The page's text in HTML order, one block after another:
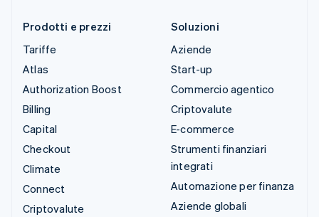
Prodotti e prezzi
Tariffe
Atlas
Authorization Boost
Billing
Capital
Checkout
Climate
Connect
Criptovalute
Soluzioni
Aziende
Start-up
Commercio agentico
Criptovalute
E-commerce
Strumenti finanziari
integrati
Automazione per finanza
Aziende globali